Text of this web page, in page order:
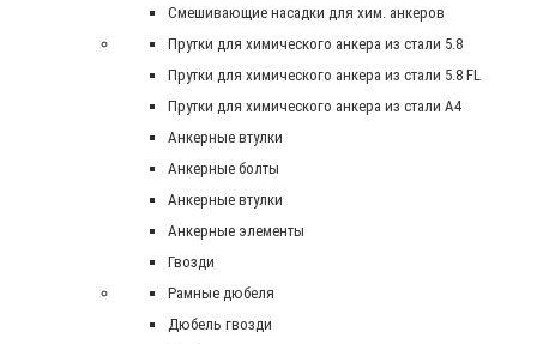
Смешивающие насадки для хим. анкеров
Прутки для химического анкера из стали 5.8
Прутки для химического анкера из стали 5.8 FL
Прутки для химического анкера из стали А4
Анкерные втулки
Анкерные болты
Анкерные втулки
Анкерные элементы
Гвозди
Рамные дюбеля
Дюбель гвозди